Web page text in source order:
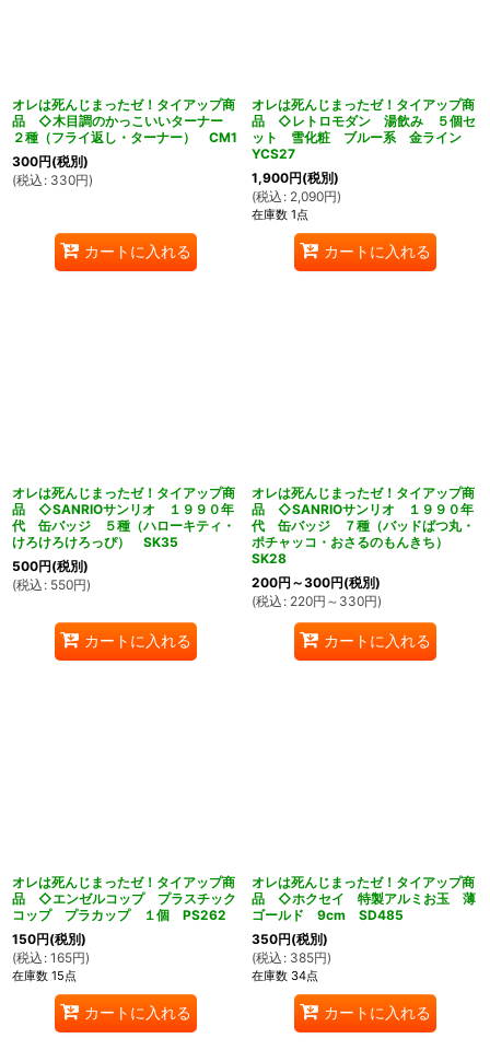
オレは死んじまったゼ！タイアップ商
品 ◇木目調のかっこいいターナー
２種（フライ返し・ターナー） CM1
300円(税別)
(税込 : 330円)
カートに入れる
オレは死んじまったゼ！タイアップ商
品 ◇レトロモダン 湯飲み ５個セ
ット 雪化粧 ブルー系 金ライン
YCS27
1,900円(税別)
(税込 : 2,090円)
在庫数 1点
カートに入れる
オレは死んじまったゼ！タイアップ商
品 ◇SANRIOサンリオ １９９０年
代 缶バッジ ５種（ハローキティ・
けろけろけろっぴ） SK35
500円(税別)
(税込 : 550円)
カートに入れる
オレは死んじまったゼ！タイアップ商
品 ◇SANRIOサンリオ １９９０年
代 缶バッジ ７種（バッドばつ丸・
ポチャッコ・おさるのもんきち）
SK28
200円 ～300円(税別)
(税込 : 220円 ～330円)
カートに入れる
オレは死んじまったゼ！タイアップ商
品 ◇エンゼルコップ プラスチック
コップ プラカップ １個 PS262
150円(税別)
(税込 : 165円)
在庫数 15点
カートに入れる
オレは死んじまったゼ！タイアップ商
品 ◇ホクセイ 特製アルミお玉 薄
ゴールド 9cm SD485
350円(税別)
(税込 : 385円)
在庫数 34点
カートに入れる